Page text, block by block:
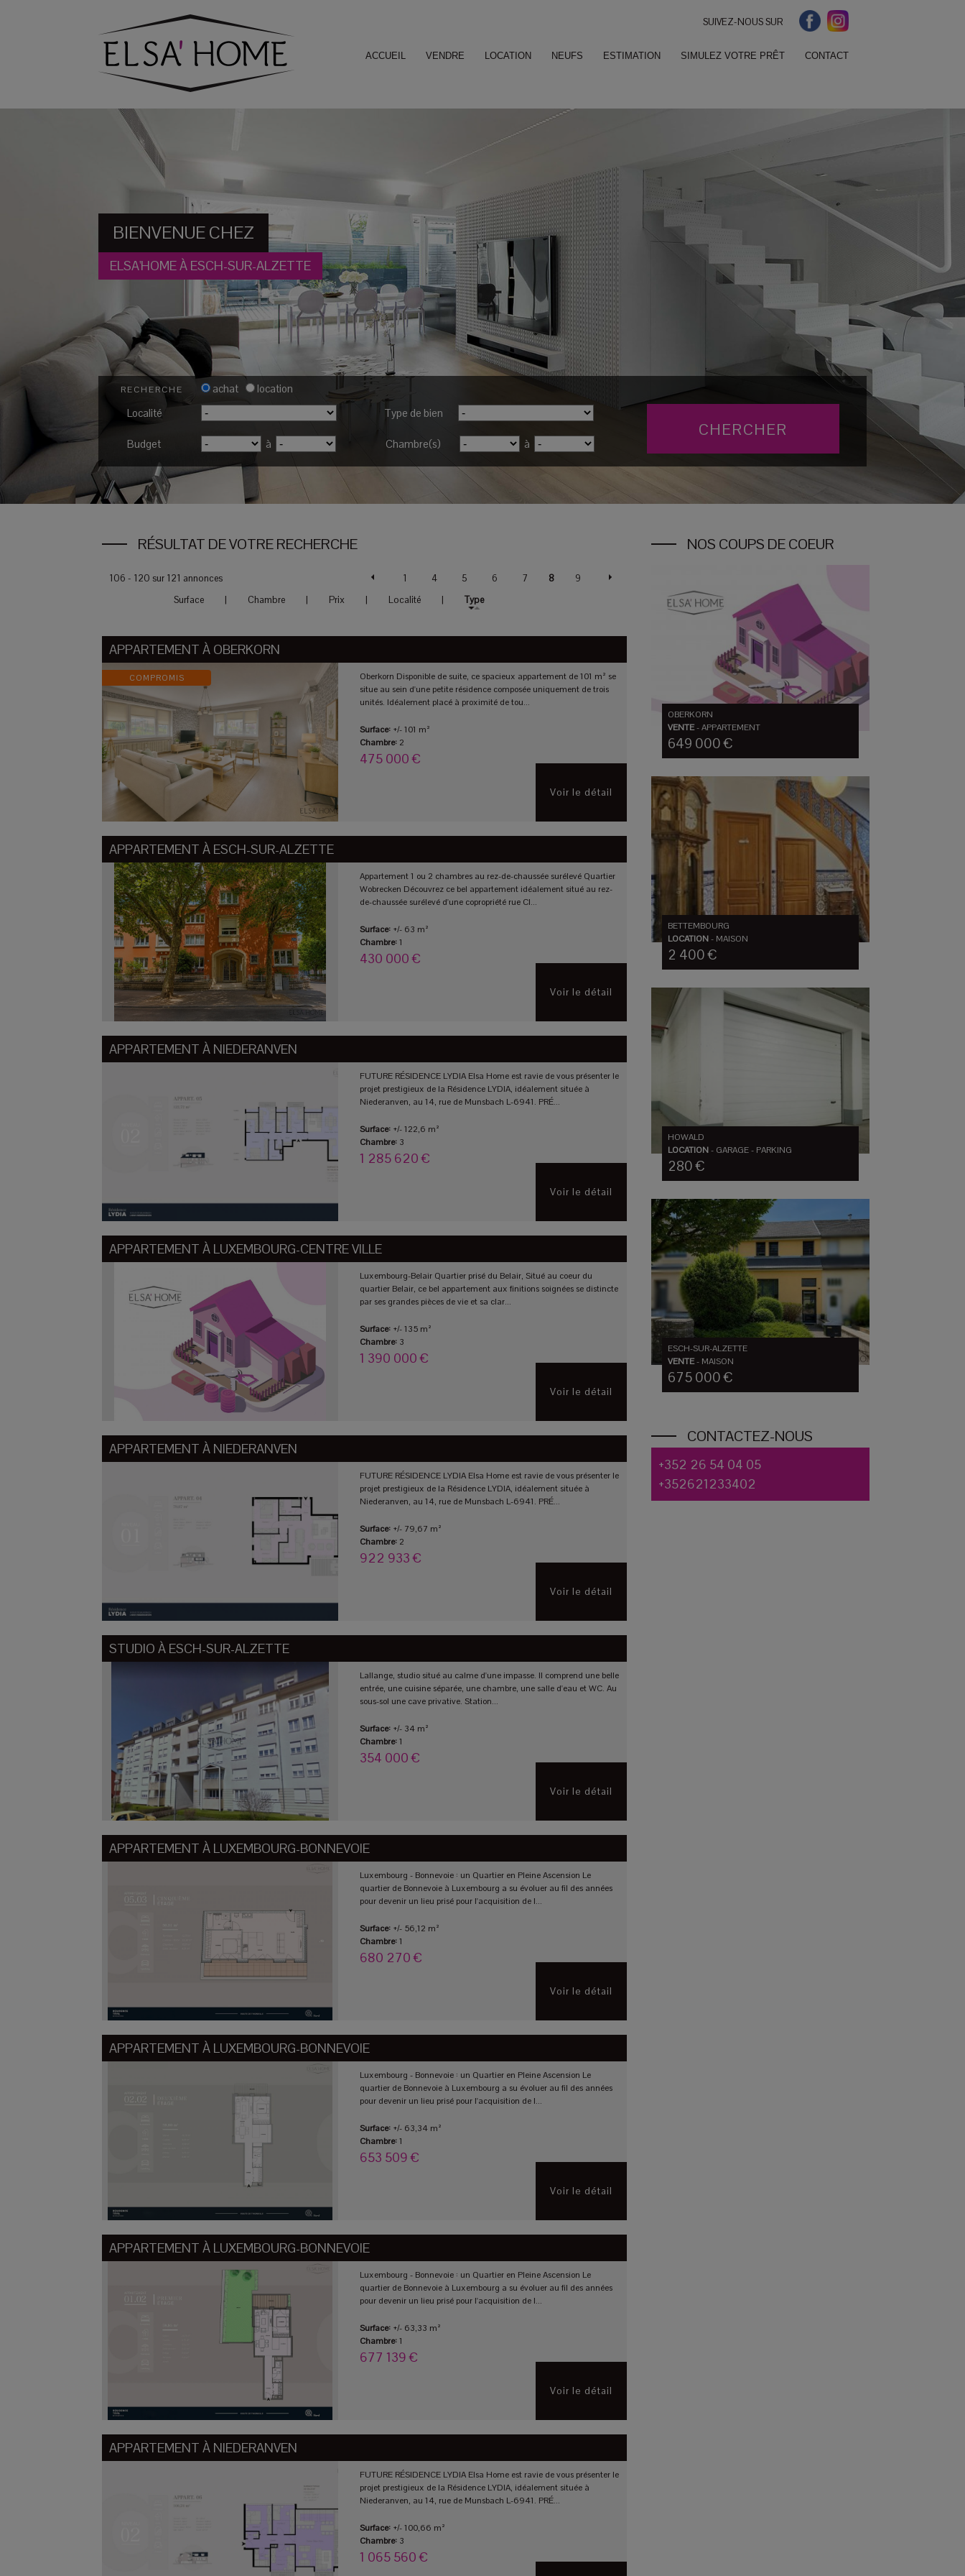
SUIVEZ-NOUS SUR
ACCUEIL VENDRE LOCATION NEUFS ESTIMATION SIMULEZ VOTRE PRÊT CONTACT
BIENVENUE CHEZ
ELSA'HOME À ESCH-SUR-ALZETTE
RECHERCHE achat
location
Localité
Type de bien
Budget à Chambre(s) à
RÉSULTAT DE VOTRE RECHERCHE
106 - 120 sur 121 annonces 1 4 5 6 7 8
9
Surface
| Chambre | Prix | Localité | Type
APPARTEMENT À OBERKORN
COMPROMIS
Oberkorn Disponible de suite, ce spacieux appartement de 101 m² se
situe au sein d'une petite résidence composée uniquement de trois
unités. Idéalement placé à proximité de tou...
Surface: +/- 101 m²
Chambre: 2
475 000 €
Voir le détail
APPARTEMENT À ESCH-SUR-ALZETTE
Appartement 1 ou 2 chambres au rez-de-chaussée surélevé Quartier
Wobrecken Découvrez ce bel appartement idéalement situé au rez-
de-chaussée surélevé d'une copropriété rue Cl...
Surface: +/- 63 m²
Chambre:1
430 000 €
Voir le détail
APPARTEMENT À NIEDERANVEN
FUTURE RÉSIDENCE LYDIA Elsa Home est ravie de vous présenter le
projet prestigieux de la Résidence LYDIA, idéalement située à
Niederanven, au 14, rue de Munsbach L-6941. PRÉ...
Surface: +/- 122,6 m²
Chambre: 3
1 285 620 €
Voir le détail
APPARTEMENT À LUXEMBOURG-CENTRE VILLE
Luxembourg-Belair Quartier prisé du Belair, Situé au coeur du
quartier Belair, ce bel appartement aux finitions soignées se distincte
par ses grandes pièces de vie et sa clar...
Surface: +/- 135 m²
Chambre: 3
1 390 000 €
Voir le détail
APPARTEMENT À NIEDERANVEN
FUTURE RÉSIDENCE LYDIA Elsa Home est ravie de vous présenter le
projet prestigieux de la Résidence LYDIA, idéalement située à
Niederanven, au 14, rue de Munsbach L-6941. PRÉ...
Surface: +/- 79,67 m²
Chambre: 2
922 933 €
Voir le détail
STUDIO À ESCH-SUR-ALZETTE
Lallange, studio situé au calme d'une impasse. Il comprend une belle
entrée, une cuisine séparée, une chambre, une salle d'eau et WC. Au
sous-sol une cave privative. Station...
Surface: +/- 34 m²
Chambre:1
354 000 €
Voir le détail
APPARTEMENT À LUXEMBOURG-BONNEVOIE
Luxembourg - Bonnevoie : un Quartier en Pleine Ascension Le
quartier de Bonnevoie à Luxembourg a su évoluer au fil des années
pour devenir un lieu prisé pour l'acquisition de l...
Surface: +/- 56,12 m²
Chambre:1
680 270 €
Voir le détail
APPARTEMENT À LUXEMBOURG-BONNEVOIE
Luxembourg - Bonnevoie : un Quartier en Pleine Ascension Le
quartier de Bonnevoie à Luxembourg a su évoluer au fil des années
pour devenir un lieu prisé pour l'acquisition de l...
Surface: +/- 63,34 m²
Chambre:1
653 509 €
Voir le détail
APPARTEMENT À LUXEMBOURG-BONNEVOIE
Luxembourg - Bonnevoie : un Quartier en Pleine Ascension Le
quartier de Bonnevoie à Luxembourg a su évoluer au fil des années
pour devenir un lieu prisé pour l'acquisition de l...
Surface: +/- 63,33 m²
Chambre:1
677 139 €
Voir le détail
APPARTEMENT À NIEDERANVEN
FUTURE RÉSIDENCE LYDIA Elsa Home est ravie de vous présenter le
projet prestigieux de la Résidence LYDIA, idéalement située à
Niederanven, au 14, rue de Munsbach L-6941. PRÉ...
Surface: +/- 100,66 m²
Chambre: 3
1 065 560 €
NOS COUPS DE COEUR
OBERKORN
VENTE-APPARTEMENT
649 000 €
BETTEMBOURG
LOCATION- MAISON
2 400 €
HOWALD
LOCATION- GARAGE - PARKING
280 €
ESCH-SUR-ALZETTE
VENTE- MAISON
675 000 €
CONTACTEZ-NOUS
+352 26 54 04 05
+352621233402